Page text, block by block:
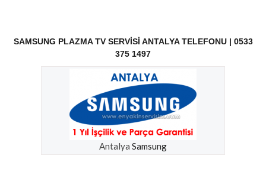
SAMSUNG PLAZMA TV SERVISI ANTALYA TELEFONU | 0533
375 1497
Antalya Samsung